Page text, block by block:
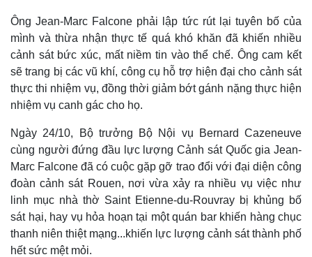
Ông Jean-Marc Falcone phải lập tức rút lại tuyên bố của
mình và thừa nhận thực tế quá khó khăn đã khiến nhiều
cảnh sát bức xúc, mất niềm tin vào thể chế. Ông cam kết
sẽ trang bị các vũ khí, công cụ hỗ trợ hiện đại cho cảnh sát
thực thi nhiệm vụ, đồng thời giảm bớt gánh nặng thực hiện
nhiệm vụ canh gác cho họ.
Ngày 24/10, Bộ trưởng Bộ Nội vụ Bernard Cazeneuve
cùng người đứng đầu lực lượng Cảnh sát Quốc gia Jean-
Marc Falcone đã có cuộc gặp gỡ trao đổi với đại diện công
đoàn cảnh sát Rouen, nơi vừa xảy ra nhiều vụ việc như
linh mục nhà thờ Saint Etienne-du-Rouvray bị khủng bố
sát hại, hay vụ hỏa hoạn tại một quán bar khiến hàng chục
thanh niên thiệt mạng...khiến lực lượng cảnh sát thành phố
hết sức mệt mỏi.